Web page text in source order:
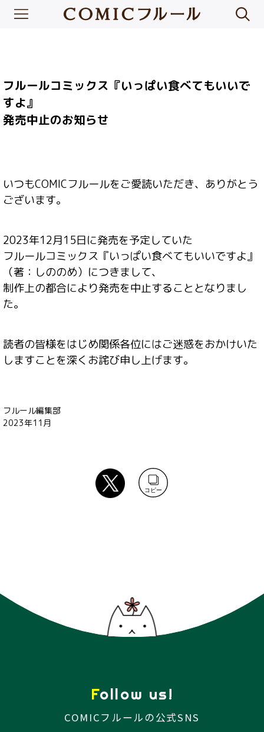
フルールコミックス『いっぱい食べてもいいで
すよ』
発売中止のお知らせ
いつもCOMICフルールをご愛読いただき、ありがとう
ございます。
2023年12月15日に発売を予定していた
フルールコミックス『いっぱい食べてもいいですよ』
（著：しののめ）につきまして、
制作上の都合により発売を中止することとなりまし
た。
読者の皆様をはじめ関係各位にはご迷惑をおかけいた
しますことを深くお詫び申し上げます。
フルール編集部
2023年11月
コピー
Follow us!
COMICフルールの公式SNS